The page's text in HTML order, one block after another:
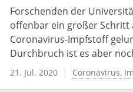
Forschenden der
offenbar ein großer Schritt
Coronavirus-Impfstoff
Durchbruch ist es aber
21. Jul. 2020 Coronavirus